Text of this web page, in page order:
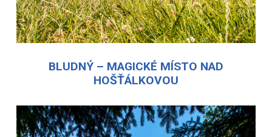
BLUDNÝ – MAGICKÉ MÍSTO NAD
HOŠŤÁLKOVOU